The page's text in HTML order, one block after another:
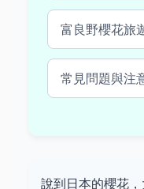
富良野櫻花旅
常見問題與注
說到日本的櫻花